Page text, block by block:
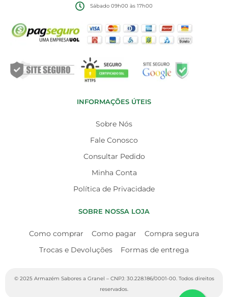
Sábado 09h00 às 17h00
INFORMAÇÕES ÚTEIS
Sobre Nós
Fale Conosco
Consultar Pedido
Minha Conta
Política de Privacidade
SOBRE NOSSA LOJA
Como comprar Como pagar
Compra segura
Trocas e Devoluções
Formas de entrega
© 2025 Armazém Sabores a Granel – CNPJ: 30.228.186/0001-00. Todos direitos
reservados.